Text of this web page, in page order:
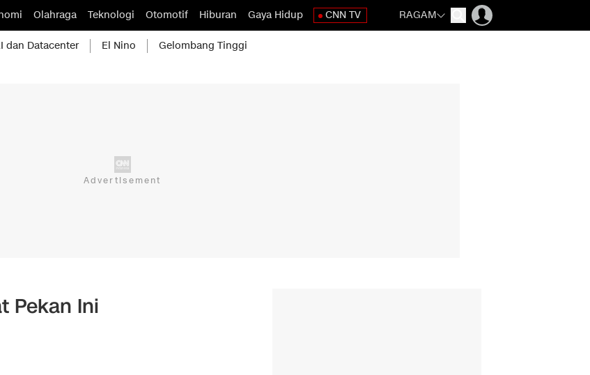
Olahraga Teknologi Otomotif Hiburan Gaya Hidup CNN TV RAGAM
dan Datacenter El Nino Gelombang Tinggi
Pekan Ini